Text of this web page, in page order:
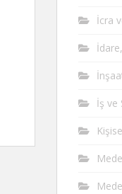
İcra
İş ve